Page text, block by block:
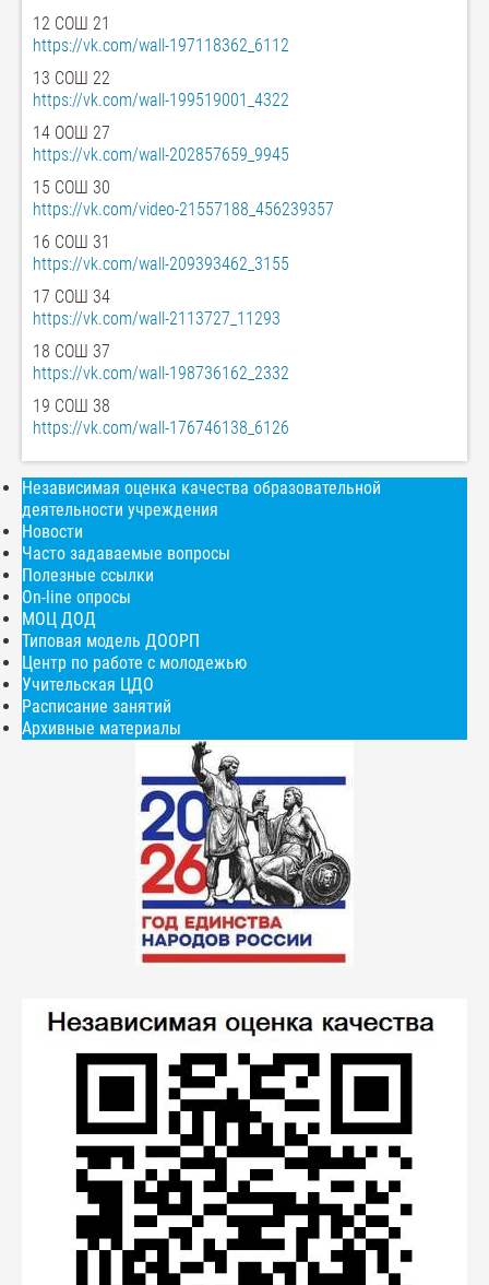
12 СОШ 21
https://vk.com/wall-197118362_6112
13 СОШ 22
https://vk.com/wall-199519001_4322
14 ООШ 27
https://vk.com/wall-202857659_9945
15 СОШ 30
https://vk.com/video-21557188_456239357
16 СОШ 31
https://vk.com/wall-209393462_3155
17 СОШ 34
https://vk.com/wall-2113727_11293
18 СОШ 37
https://vk.com/wall-198736162_2332
19 СОШ 38
https://vk.com/wall-176746138_6126
Независимая оценка качества образовательной
деятельности учреждения
Новости
Часто задаваемые вопросы
Полезные ссылки
On-line опросы
МОЦ ДОД
Типовая модель ДООРП
Центр по работе с молодежью
Учительская ЦДО
Расписание занятий
Архивные материалы